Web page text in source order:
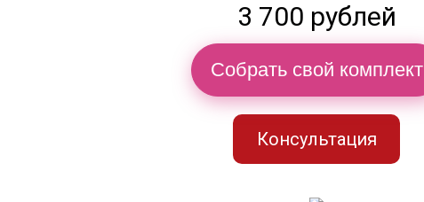
3 700 рублей
Собрать свой комплект
Консультация